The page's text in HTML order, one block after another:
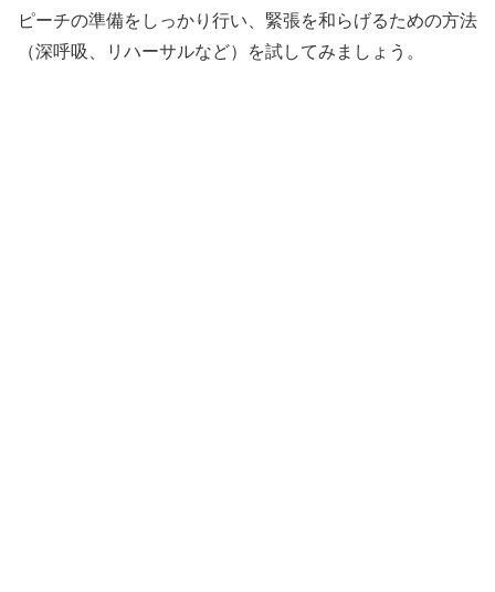
ピーチの準備をしっかり行い、緊張を和らげるための方法
（深呼吸、リハーサルなど）を試してみましょう。